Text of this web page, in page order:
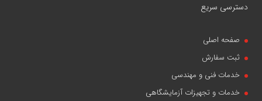
دسترسی سریع
صفحه اصلی
ثبت سفارش
خدمات فنی و مهندسی
خدمات و تجهیزات آزمایشگاهی